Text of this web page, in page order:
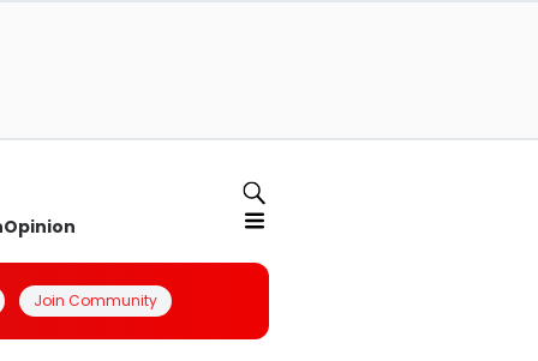
Opinion
Join Community